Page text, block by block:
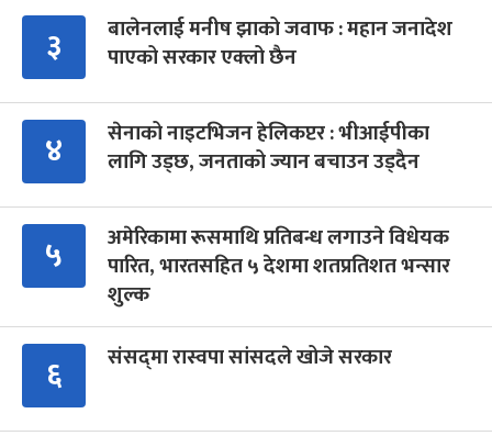
३
बालेनलाई मनीष झाको जवाफ : महान जनादेश
पाएको सरकार एक्लो छैन
४
सेनाको नाइटभिजन हेलिकप्टर : भीआईपीका
लागि उड्छ, जनताको ज्यान बचाउन उड्दैन
५
अमेरिकामा रूसमाथि प्रतिबन्ध लगाउने विधेयक
पारित, भारतसहित ५ देशमा शतप्रतिशत भन्सार
शुल्क
६ संसद्‍मा रास्वपा सांसदले खोजे सरकार